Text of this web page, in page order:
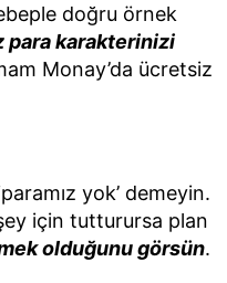
doğru örnek
para karakterinizi
Monay’da ücretsiz
yok’ demeyin.
için tutturursa plan
olduğunu görsün.